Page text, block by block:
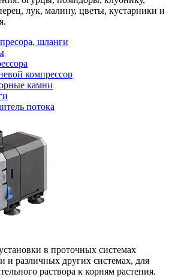
лук, малину, цветы, кустарники и
шланги
компрессор
камни
потока
в проточных системах
и различных других системах, для
раствора к корням растения.